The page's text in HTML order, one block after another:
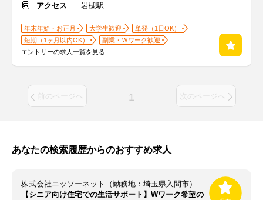
アクセス
岩槻駅
年末年始・お正月 大学生歓迎
単発（1日OK）
短期（1ヶ月以内OK）
副業・Ｗワーク歓迎
エントリーの求人一覧を見る
前のページへ 1 次のページへ
あなたの検索履歴からのおすすめ求人
株式会社ニッソーネット（勤務地：埼玉県入間市）/a095F00003PJuZRQA1
【シニア向け住宅での生活サポート】Wワーク希望の